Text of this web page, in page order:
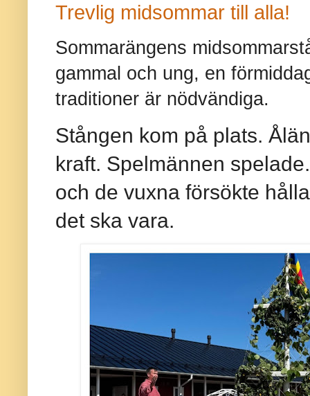
Trevlig midsommar till alla!
Sommarängens
gammal och ung, en
traditioner är nödvändiga.
Stången kom på plats.
kraft. Spelmännen
och de vuxna försökte
det ska vara.